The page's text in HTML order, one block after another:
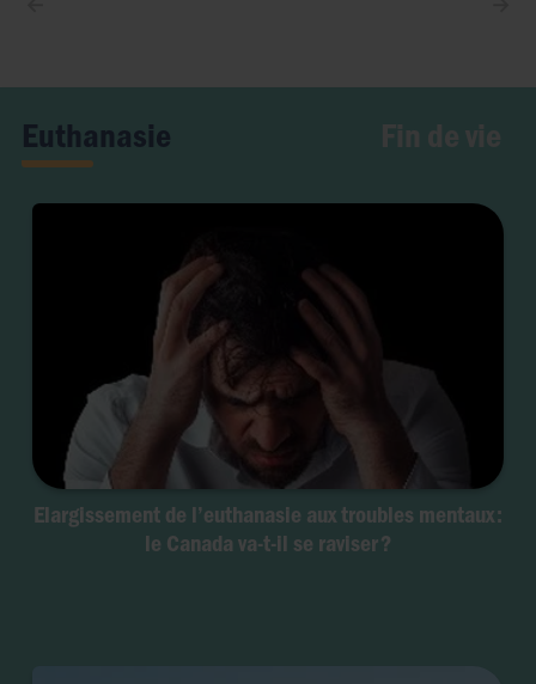
Euthanasie Fin de vie
Elargissement de l’euthanasie aux troubles mentaux :
le Canada va-t-il se raviser ?